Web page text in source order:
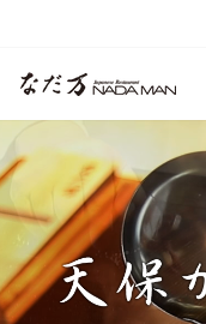
て
コ
テ
ン
な
だ
万